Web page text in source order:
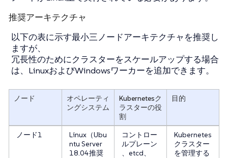
推奨アーキテクチャ
以下の表に示す最小三ノードアーキテクチャを推奨し
ますが、
冗長性のためにクラスターをスケールアップする場合
は、LinuxおよびWindowsワーカーを追加できます。
ノード
オペレーティ
ングシステム
Kubernetesク
ラスターの役
割
目的
ノード1
Linux（Ubu
ntu Server
18.04推奨
コントロー
ルプレーン
、etcd、
Kubernetes
クラスター
を管理する